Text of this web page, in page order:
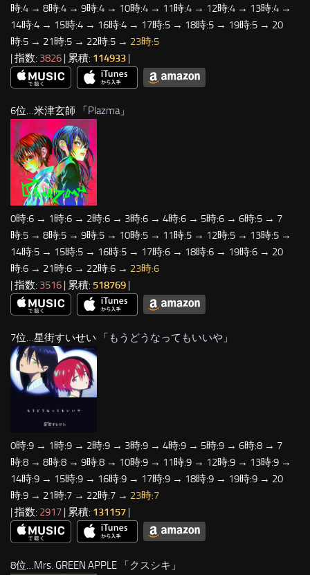
時:4 → 8時:4 → 9時:4 → 10時:4 → 11時:4 → 12時:4 → 13時:4 →
14時:4 → 15時:4 → 16時:4 → 17時:5 → 18時:5 → 19時:5 → 20
時:5 → 21時:5 → 22時:5 → 23時:5
| 指数: 3826 | 累積: 114933 |
6位…米津玄師 「Plazma」
0時:6 → 1時:6 → 2時:6 → 3時:6 → 4時:6 → 5時:6 → 6時:5 → 7
時:5 → 8時:5 → 9時:5 → 10時:5 → 11時:5 → 12時:5 → 13時:5 →
14時:5 → 15時:5 → 16時:5 → 17時:6 → 18時:6 → 19時:6 → 20
時:6 → 21時:6 → 22時:6 → 23時:6
| 指数: 3516 | 累積: 518769 |
7位…星街すいせい 「 もうどうなってもいいや 」
0時:9 → 1時:9 → 2時:9 → 3時:9 → 4時:9 → 5時:9 → 6時:8 → 7
時:8 → 8時:8 → 9時:8 → 10時:9 → 11時:9 → 12時:9 → 13時:9 →
14時:9 → 15時:9 → 16時:9 → 17時:9 → 18時:9 → 19時:9 → 20
時:9 → 21時:7 → 22時:7 → 23時:7
| 指数: 2917 | 累積: 131157
8位…Mrs. GREEN APPLE 「クスシキ 」